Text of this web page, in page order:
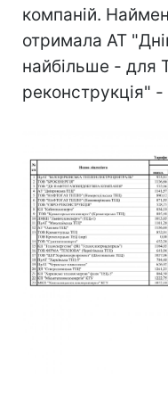
компаній.
отримала АТ
найбільше - для
реконструкція"